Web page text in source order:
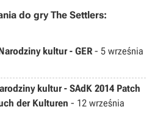
do gry The Settlers:
kultur - GER - 5 września
kultur - SAdK 2014 Patch
der Kulturen - 12 września